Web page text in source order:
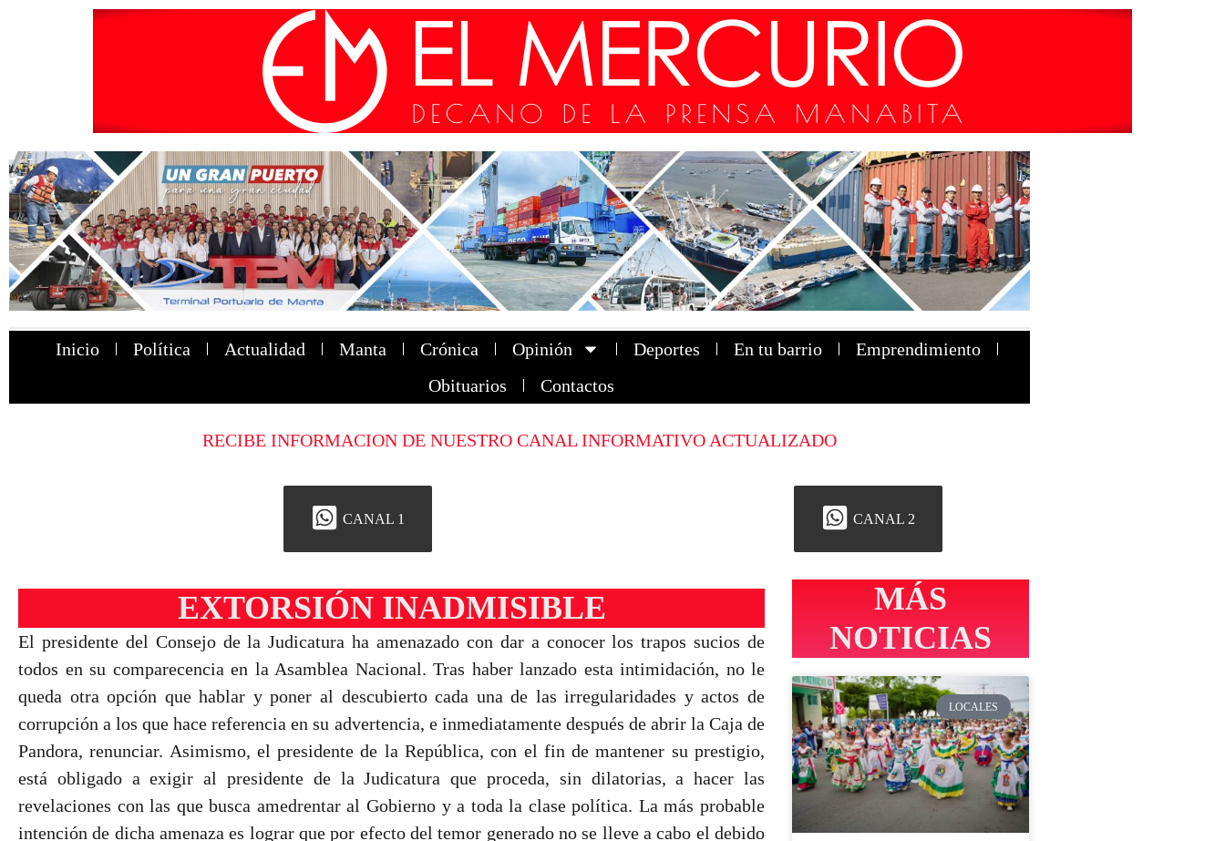
Inicio Política Actualidad Manta Crónica Opinión Deportes En tu barrio
Emprendimiento
Obituarios
Contactos
RECIBE INFORMACION DE NUESTRO CANAL INFORMATIVO ACTUALIZADO
CANAL 1 CANAL 2
EXTORSIÓN INADMISIBLE
El presidente del Consejo de la Judicatura ha amenazado con dar a conocer los trapos sucios de
todos en su comparecencia en la Asamblea Nacional. Tras haber lanzado esta intimidación, no le
queda otra opción que hablar y poner al descubierto cada una de las irregularidades y actos de
corrupción a los que hace referencia en su advertencia, e inmediatamente después de abrir la Caja de
Pandora, renunciar. Asimismo, el presidente de la República, con el fin de mantener su prestigio,
está obligado a exigir al presidente de la Judicatura que proceda, sin dilatorias, a hacer las
revelaciones con las que busca amedrentar al Gobierno y a toda la clase política. La más probable
intención de dicha amenaza es lograr que por efecto del temor generado no se lleve a cabo el debido
MÁS
NOTICIAS
LOCALES